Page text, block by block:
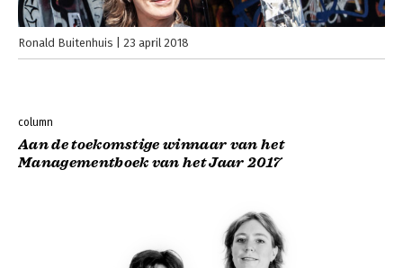
Ronald Buitenhuis 23 april 2018
column
Aan de toekomstige winnaar van het
Managementboek van het Jaar 2017